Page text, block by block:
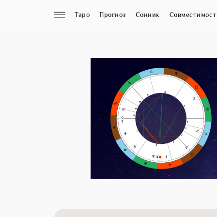
Таро Прогноз Сонник